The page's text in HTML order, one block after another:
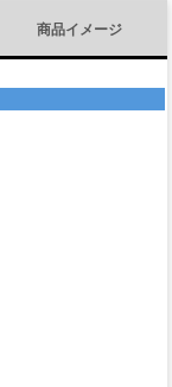
商品イメージ